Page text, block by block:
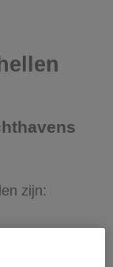
zijn: